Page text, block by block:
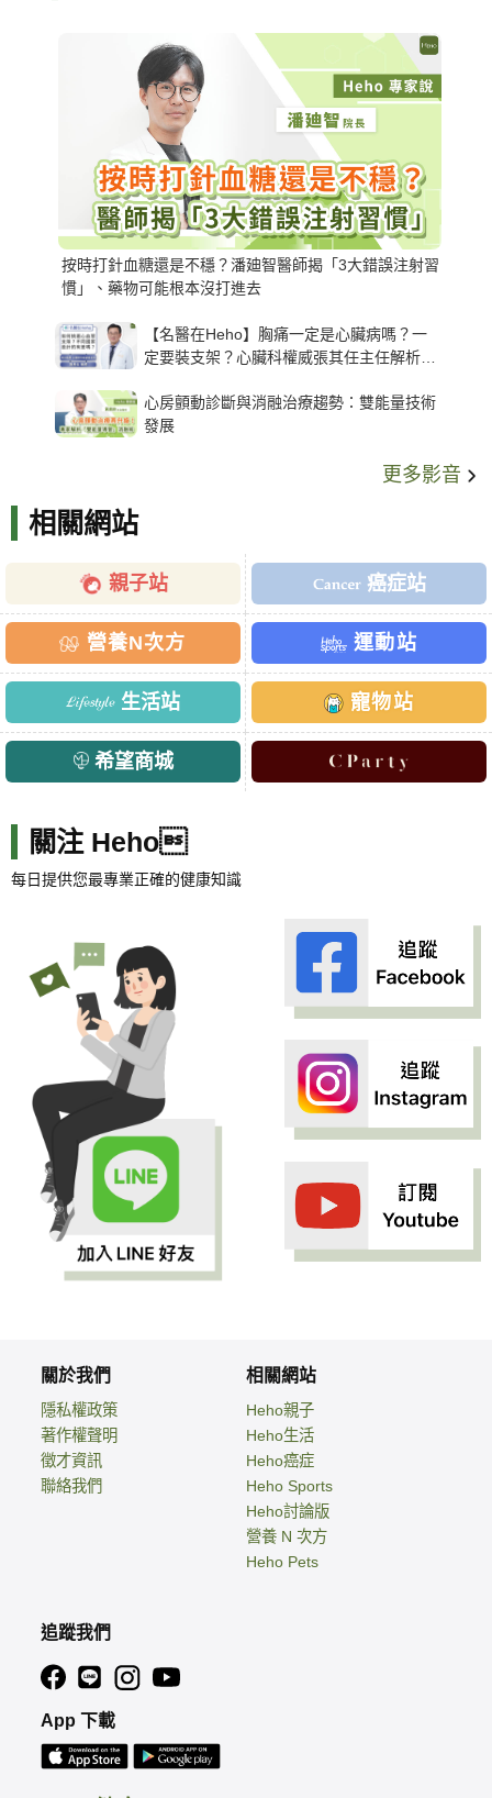
按時打針血糖還是不穩？潘廸智醫師揭「3大錯誤注射習
慣」、藥物可能根本沒打進去
【名醫在Heho】胸痛一定是心臟病嗎？一
定要裝支架？心臟科權威張其任主任解析支
心房顫動診斷與消融治療趨勢：雙能量技術
發展
更多影音
相關網站
親子站 癌症站
營養N次方 運動站
生活站 寵物站
希望商城
關注 Heho
每日提供您最專業正確的健康知識
關於我們
隱私權政策
著作權聲明
徵才資訊
聯絡我們
相關網站
Heho親子
Heho生活
Heho癌症
Heho Sports
Heho討論版
營養 N 次方
Heho Pets
追蹤我們
App 下載